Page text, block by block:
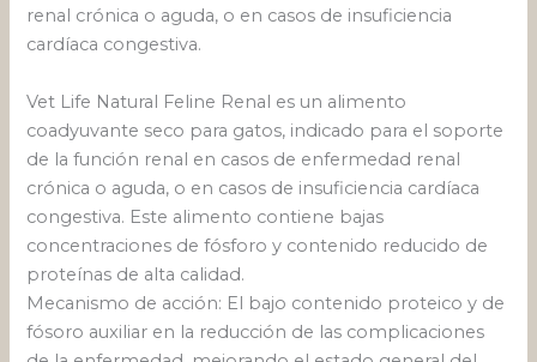
renal crónica o aguda, o en casos de insuficiencia
cardíaca congestiva.
Vet Life Natural Feline Renal es un alimento
coadyuvante seco para gatos, indicado para el soporte
de la función renal en casos de enfermedad renal
crónica o aguda, o en casos de insuficiencia cardíaca
congestiva. Este alimento contiene bajas
concentraciones de fósforo y contenido reducido de
proteínas de alta calidad.
Mecanismo de acción: El bajo contenido proteico y de
fósoro auxiliar en la reducción de las complicaciones